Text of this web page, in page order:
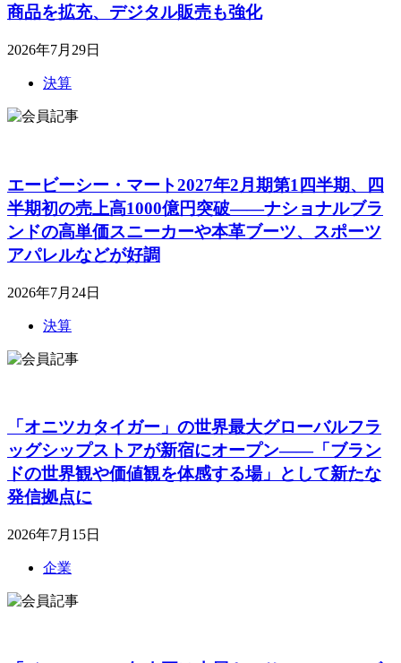
商品を拡充、デジタル販売も強化
2026年7月29日
決算
エービーシー・マート2027年2月期第1四半期、四
半期初の売上高1000億円突破――ナショナルブラ
ンドの高単価スニーカーや本革ブーツ、スポーツ
アパレルなどが好調
2026年7月24日
決算
「オニツカタイガー」の世界最大グローバルフラ
ッグシップストアが新宿にオープン――「ブラン
ドの世界観や価値観を体感する場」として新たな
発信拠点に
2026年7月15日
企業